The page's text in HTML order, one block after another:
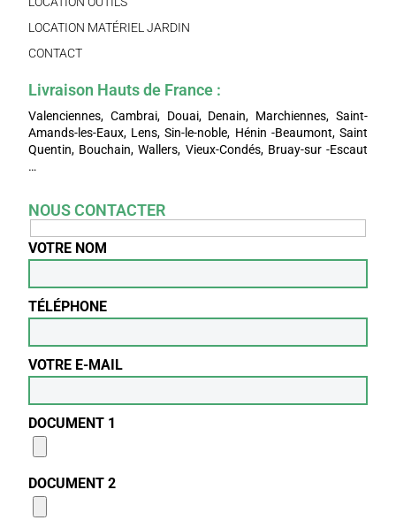
LOCATION MATÉRIEL JARDIN
CONTACT
Livraison Hauts de France :
Valenciennes, Cambrai, Douai, Denain, Marchiennes, Saint-
Amands-les-Eaux, Lens, Sin-le-noble, Hénin -Beaumont, Saint
Quentin, Bouchain, Wallers, Vieux-Condés, Bruay-sur -Escaut
…
NOUS CONTACTER
VOTRE NOM
TÉLÉPHONE
VOTRE E-MAIL
DOCUMENT 1
DOCUMENT 2